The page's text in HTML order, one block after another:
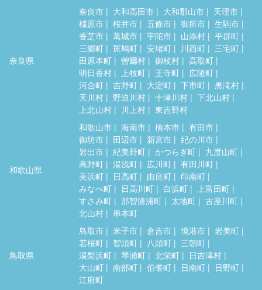
奈良県
奈良市 大和高田市 大和郡山市
天理市
橿原市
桜井市 五條市 御所市
生駒市
香芝市
葛城市 宇陀市 山添村
平群町
三郷町
斑鳩町 安堵町 川西町
三宅町
田原本町
曽爾村 御杖村
高取町
明日香村
上牧町 王寺町
広陵町
河合町
吉野町 大淀町 下市町
黒滝村
天川村
野迫川村 十津川村
下北山村
上北山村
川上村 東吉野村
和歌山県
和歌山市 海南市 橋本市
有田市
御坊市
田辺市 新宮市
紀の川市
岩出市
紀美野町 かつらぎ町
九度山町
高野町
湯浅町 広川町
有田川町
美浜町
日高町 由良町
印南町
みなべ町
日高川町 白浜町
上富田町
すさみ町
那智勝浦町 太地町
古座川町
北山村
串本町
鳥取県
鳥取市 米子市 倉吉市 境港市
岩美町
若桜町
智頭町 八頭町
三朝町
湯梨浜町
琴浦町 北栄町
日吉津村
大山町
南部町 伯耆町 日南町
日野町
江府町